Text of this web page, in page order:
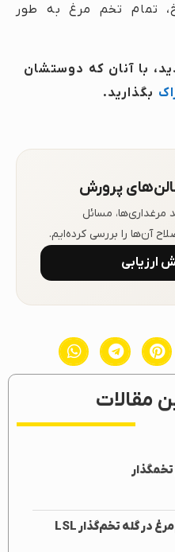
تمام تخم مرغ به طور
با آنان که دوستشان
بگذارید.
پرورش
مسائل
آن‌ها را بررسی کرده‌ایم.
ارزیابی
مقالات
بررسی مشکل شکستگی تخم‌مرغ در گله تخم‌گذار LSL